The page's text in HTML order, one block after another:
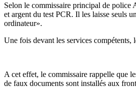
Selon le commissaire principal de police
et argent du test PCR. Il les laisse seuls
ordinateur».
Une fois devant les services
A cet effet, le commissaire rappelle que
de faux documents sont installés aux